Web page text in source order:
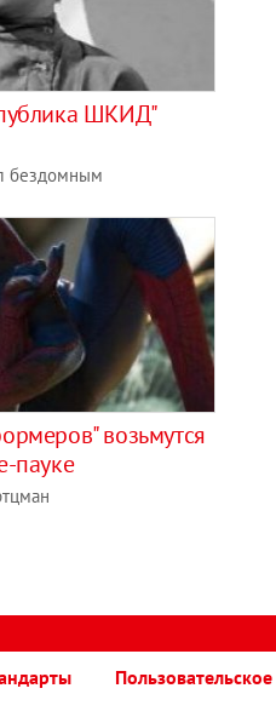
ШКИД"
бездомным
возьмутся
пауке